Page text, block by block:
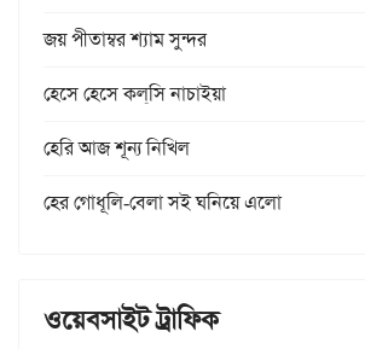
জয় পীতাম্বর শ্যাম সুন্দর
হেসে হেসে কল্‌সি নাচাইয়া
হেরি আজ শূন্য নিখিল
হের গোধূলি-বেলা সই ঘনিয়ে এলো
ওয়েবসাইট ট্রাফিক